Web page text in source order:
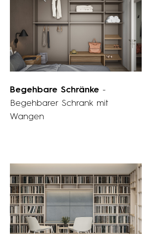
Begehbare Schränke -
Begehbarer Schrank mit
Wangen